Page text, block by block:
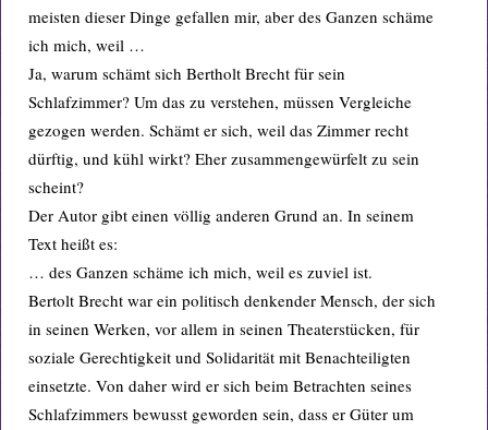
meisten dieser Dinge gefallen mir, aber des Ganzen schäme
ich mich, weil …
Ja, warum schämt sich Bertholt Brecht für sein
Schlafzimmer? Um das zu verstehen, müssen Vergleiche
gezogen werden. Schämt er sich, weil das Zimmer recht
dürftig, und kühl wirkt? Eher zusammengewürfelt zu sein
scheint?
Der Autor gibt einen völlig anderen Grund an. In seinem
Text heißt es:
… des Ganzen schäme ich mich, weil es zuviel ist.
Bertolt Brecht war ein politisch denkender Mensch, der sich
in seinen Werken, vor allem in seinen Theaterstücken, für
soziale Gerechtigkeit und Solidarität mit Benachteiligten
einsetzte. Von daher wird er sich beim Betrachten seines
Schlafzimmers bewusst geworden sein, dass er Güter um